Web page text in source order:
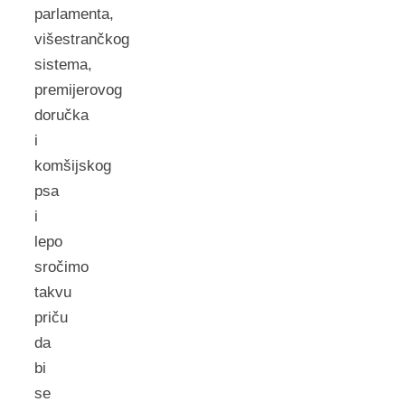
parlamenta,
višestrančkog
sistema,
premijerovog
doručka
i
komšijskog
psa
i
lepo
sročimo
takvu
priču
da
bi
se